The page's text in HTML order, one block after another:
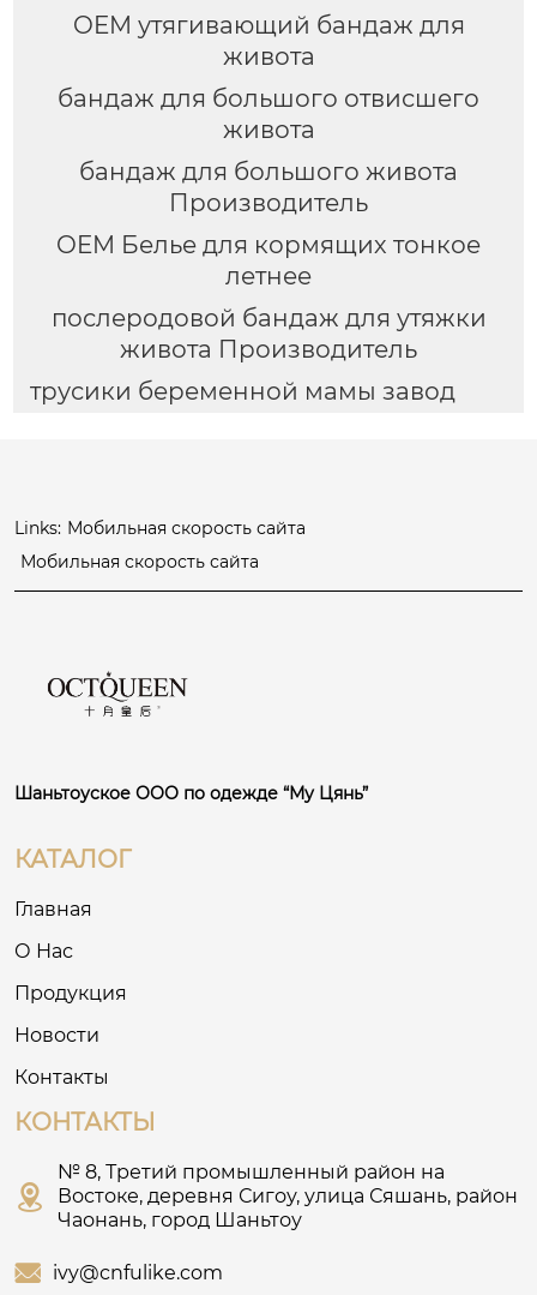
OEM утягивающий бандаж для
живота
бандаж для большого отвисшего
живота
бандаж для большого живота
Производитель
OEM Белье для кормящих тонкое
летнее
послеродовой бандаж для утяжки
живота Производитель
трусики беременной мамы завод
Links: Мобильная скорость сайта
Мобильная скорость сайта
Шаньтоуское ООО по одежде “Му Цянь”
КАТАЛОГ
Главная
О Нас
Продукция
Новости
Контакты
КОНТАКТЫ

№ 8, Третий промышленный район на
Востоке, деревня Сигоу, улица Сяшань, район
Чаонань, город Шаньтоу
 ivy@cnfulike.com